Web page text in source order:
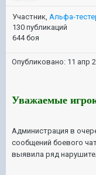
Участник, Альфа-
130 публикаций
644 боя
Опубликовано: 11 апр
Уважаемые
Администрация в
сообщений боевого
выявила ряд